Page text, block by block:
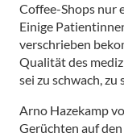
Coffee-Shops nur
Einige
verschrieben
Qualität des
sei zu schwach,
Arno Hazekamp
Gerüchten auf